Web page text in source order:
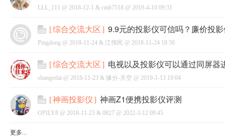
LLL_111 @ 2018-12-1 & cmh7518 @ 2019-4-10 09:31
[综合交流大区] 9.9元的投影仪可信吗？廉价投
Pingdong @ 2018-11-24 & 江伟民 @ 2018-11-24 18:50
[综合交流大区] 电视以及投影仪可以通过同屏器
shangerlai @ 2018-11-23 & 缘分-天空 @ 2019-1-13 19:04
[神画投影仪] 神画Z1便携投影仪评测
OPILY8 @ 2018-11-23 & 0827 @ 2022-3-12 09:45
更多...